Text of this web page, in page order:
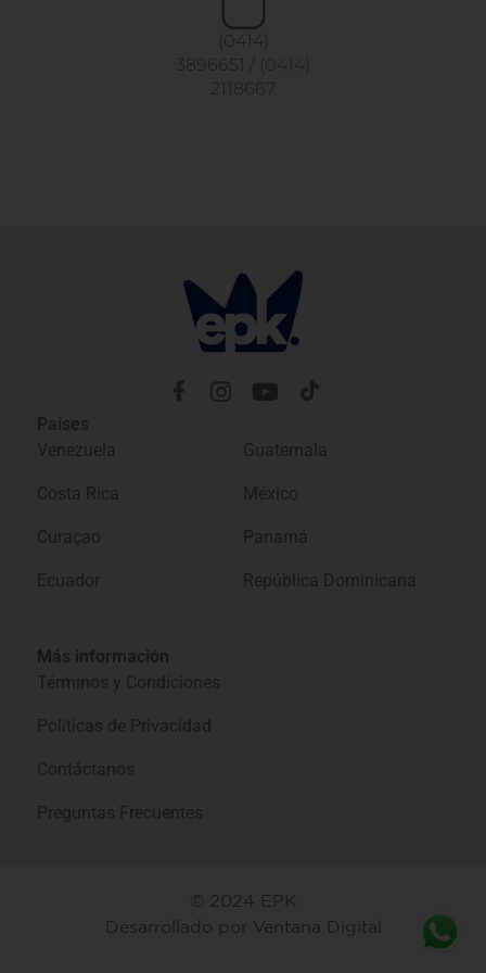
(0414)
3896651
(0414)
2118667
Países
Venezuela
Costa Rica
Curaçao
Ecuador
Guatemala
México
Panamá
República Dominicana
Más información
Términos y Condiciones
Políticas de Privacidad
Contáctanos
Preguntas Frecuentes
© 2024 EPK
Desarrollado por Ventana Digital